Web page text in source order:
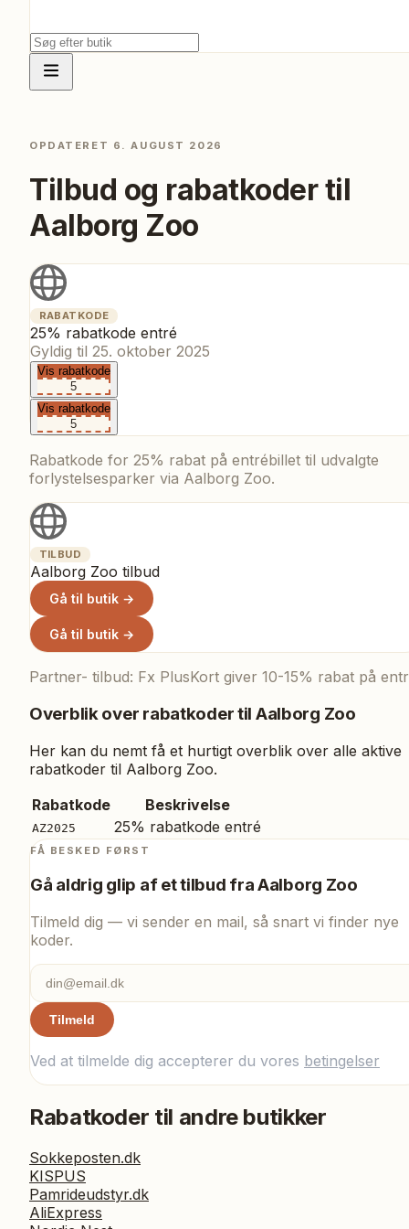
OPDATERET 6. AUGUST 2026
Tilbud og rabatkoder til
Aalborg Zoo
RABATKODE
25% rabatkode entré
Gyldig til 25. oktober 2025
Vis rabatkode
5
Vis rabatkode
5
Rabatkode for 25% rabat på entrébillet til udvalgte
forlystelsesparker via Aalborg Zoo.
TILBUD
Aalborg Zoo tilbud
Gå til butik →
Gå til butik →
Partner- tilbud: Fx PlusKort giver 10-15% rabat på
Overblik over rabatkoder til Aalborg Zoo
Her kan du nemt få et hurtigt overblik over alle aktive
rabatkoder til Aalborg Zoo.
Rabatkode
Beskrivelse
AZ2025 25% rabatkode entré
FÅ BESKED FØRST
Gå aldrig glip af et tilbud fraAalborg Zoo
Tilmeld dig — vi sender en mail, så snart vi finder nye
koder.
Tilmeld
Ved at tilmelde dig accepterer du vores betingelser
Rabatkoder til andre butikker
Sokkeposten.dk
KISPUS
Pamrideudstyr.dk
AliExpress